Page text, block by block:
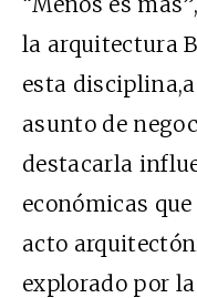
la arquitectura
esta
asunto de
destacarla
económicas
acto
explorado por